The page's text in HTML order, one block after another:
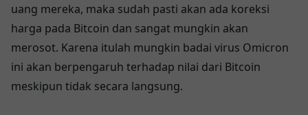
uang mereka, maka sudah pasti akan ada koreksi
harga pada Bitcoin dan sangat mungkin akan
merosot. Karena itulah mungkin badai virus Omicron
ini akan berpengaruh terhadap nilai dari Bitcoin
meskipun tidak secara langsung.